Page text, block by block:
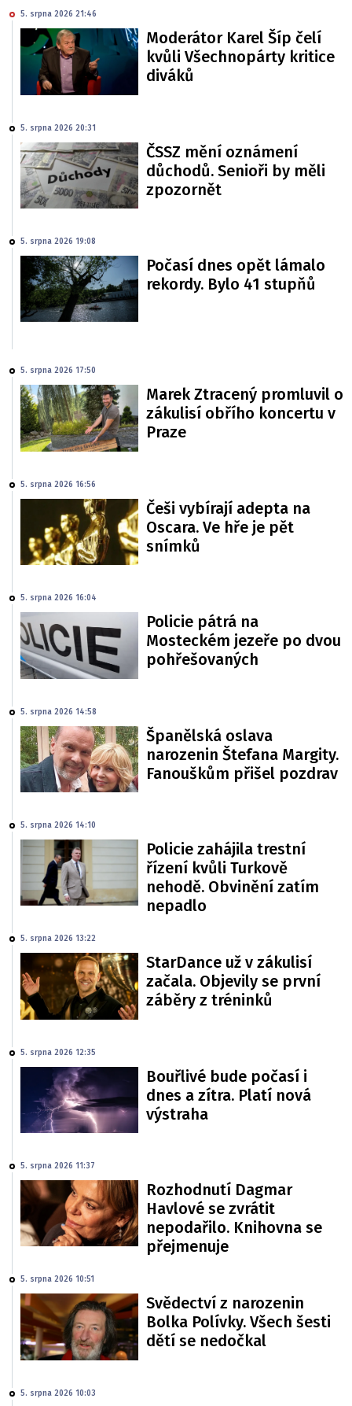
5. srpna 2026 21:46
Moderátor Karel Šíp čelí
kvůli Všechnopárty kritice
diváků
5. srpna 2026 20:31
ČSSZ mění oznámení
důchodů. Senioři by měli
zpozornět
5. srpna 2026 19:08
Počasí dnes opět lámalo
rekordy. Bylo 41 stupňů
5. srpna 2026 17:50
Marek Ztracený promluvil o
zákulisí obřího koncertu v
Praze
5. srpna 2026 16:56
Češi vybírají adepta na
Oscara. Ve hře je pět
snímků
5. srpna 2026 16:04
Policie pátrá na
Mosteckém jezeře po dvou
pohřešovaných
5. srpna 2026 14:58
Španělská oslava
narozenin Štefana Margity.
Fanouškům přišel pozdrav
5. srpna 2026 14:10
Policie zahájila trestní
řízení kvůli Turkově
nehodě. Obvinění zatím
nepadlo
5. srpna 2026 13:22
StarDance už v zákulisí
začala. Objevily se první
záběry z tréninků
5. srpna 2026 12:35
Bouřlivé bude počasí i
dnes a zítra. Platí nová
výstraha
5. srpna 2026 11:37
Rozhodnutí Dagmar
Havlové se zvrátit
nepodařilo. Knihovna se
přejmenuje
5. srpna 2026 10:51
Svědectví z narozenin
Bolka Polívky. Všech šesti
dětí se nedočkal
5. srpna 2026 10:03